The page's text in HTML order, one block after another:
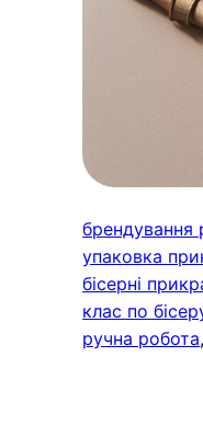
брендування
упаковка
бісерні
клас по
ручна робота